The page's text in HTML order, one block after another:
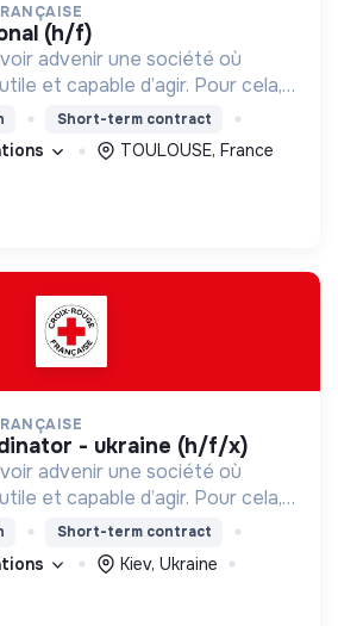
(h/f)
advenir une société où
et capable d’agir. Pour cela,
moyens et des lieux
et adaptés à tous.
Short-term contract
TOULOUSE, France
- ukraine (h/f/x)
advenir une société où
et capable d’agir. Pour cela,
moyens et des lieux
et adaptés à tous.
Short-term contract
Kiev, Ukraine